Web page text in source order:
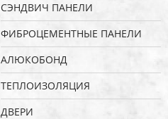
СЭНДВИЧ ПАНЕЛИ
ФИБРОЦЕМЕНТНЫЕ ПАНЕЛИ
АЛЮКОБОНД
ТЕПЛОИЗОЛЯЦИЯ
ДВЕРИ